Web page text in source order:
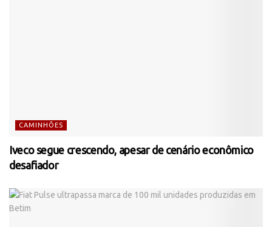
CAMINHÕES
Iveco segue crescendo, apesar de cenário econômico
desafiador